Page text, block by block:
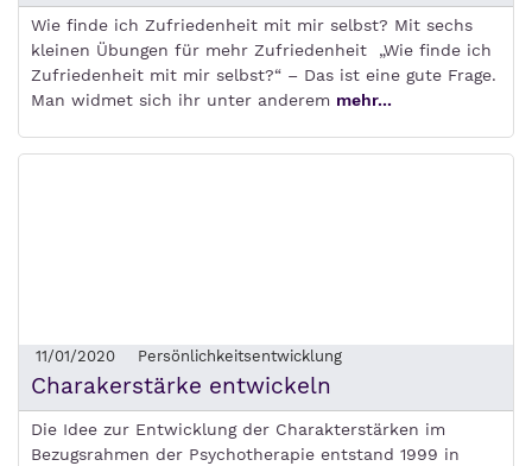
Wie finde ich Zufriedenheit mit mir selbst? Mit sechs
kleinen Übungen für mehr Zufriedenheit „Wie finde ich
Zufriedenheit mit mir selbst?“ – Das ist eine gute Frage.
Man widmet sich ihr unter anderem mehr...
11/01/2020 Persönlichkeitsentwicklung
Charakerstärke entwickeln
Die Idee zur Entwicklung der Charakterstärken im
Bezugsrahmen der Psychotherapie entstand 1999 in